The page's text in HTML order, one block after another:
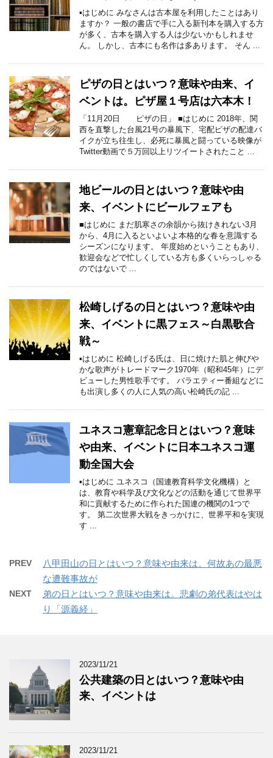
▪はじめに みなさんは古本屋を利用したことはあり
ますか？ 一般の書店で手に入る新刊本を購入する方
が多く、古本を購入する人は少ないかもしれませ
ん。 しかし、古本にも名作は多あります。 そん ...
ピザの日とはいつ？意味や由来、イ
ベントは。ピザ屋１号店は六本木！
「11月20日 ピザの日」 ■はじめに 2018年、関
西を直撃した台風21号の暴風下、宅配ピザの配達バ
イクが立ち往生し、必死に暴風と闘っている映像が
Twitter動画で５万回以上リツイートされたこと ...
地ビールの日とはいつ？意味や由
来、イベントにビールフェアも
■はじめに まだ肌寒さの余韻から抜けきれない3月
から、4月に入るといよいよ本格的な春を意識する
シーズンになります。 年度始めということもあり、
歓迎会などで忙しくしている方も多くいらっしゃる
のではないで ...
松崎しげるの日とはいつ？意味や由
来、イベントに黒フェス～白黒歌合
戦～
▪はじめに 松崎しげる氏は、日に焼けた肌と伸びや
かな歌声がトレードマーク1970年（昭和45年）にデ
ビューした男性歌手です。 バラエティー番組などに
も出演し多くの人に人気の高い松崎氏の記 ...
ユネスコ憲章記念日とはいつ？意味
や由来、イベントに日本ユネスコ運
動全国大会
▪はじめに ユネスコ（国連教育科学文化機構）と
は、教育や科学及び文化などの活動を通じて世界平
和に貢献するために作られた国連の機関の1つで
す。 第二次世界大戦をきっかけに、世界平和を実現
す ...
PREV
八甲田山の日とはいつ？意味や由来は。何故あの最悪
な遭難事故が
NEXT
弟の日とはいつ？意味や由来は。悲劇の弟代表はやは
り「源義経」
2023/11/21
公共建築の日とはいつ？意味や由
来、イベントは
2023/11/21